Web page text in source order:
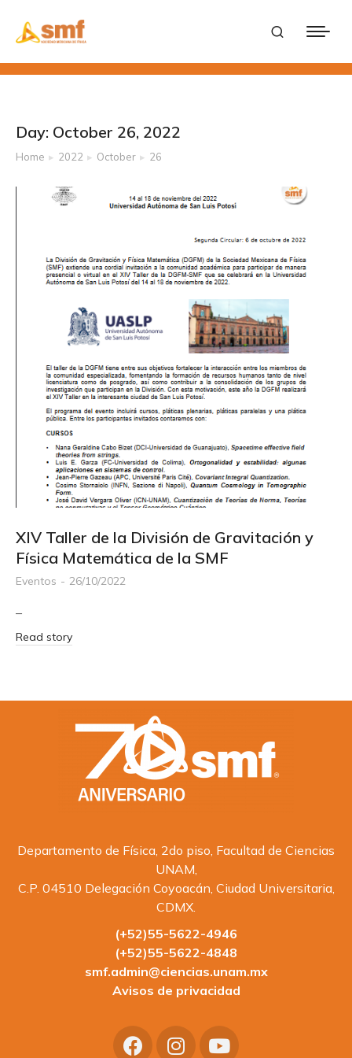
Day: October 26, 2022
You are here:
Home 2022 October 26
XIV Taller de la División de Gravitación y
Física Matemática de la SMF
Eventos 26/10/2022
–
Read story
Departamento de Física, 2do piso, Facultad de Ciencias
UNAM,
C.P. 04510 Delegación Coyoacán, Ciudad Universitaria,
CDMX.
(+52)55-5622-4946
(+52)55-5622-4848
smf.admin@ciencias.unam.mx
Avisos de privacidad